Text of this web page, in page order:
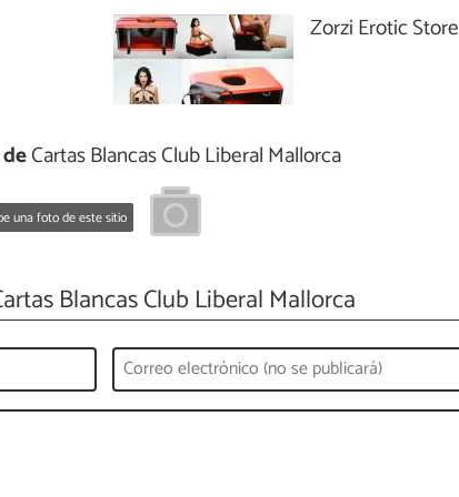
Zorzi Erotic Store
Cartas Blancas Club Liberal Mallorca
una foto de este sitio
Blancas Club Liberal Mallorca